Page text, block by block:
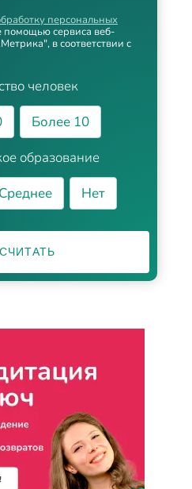
человек
Более 10
образование
Среднее Нет
персональных
помощью сервиса веб-
в соответствии с